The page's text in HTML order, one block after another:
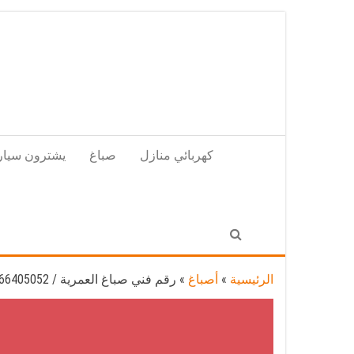
يشترون صباغ كهربائي منازل
الرئيسية » أصباغ » رقم فني صباغ العمرية / 66405052 /اشطر صباغ رخيص